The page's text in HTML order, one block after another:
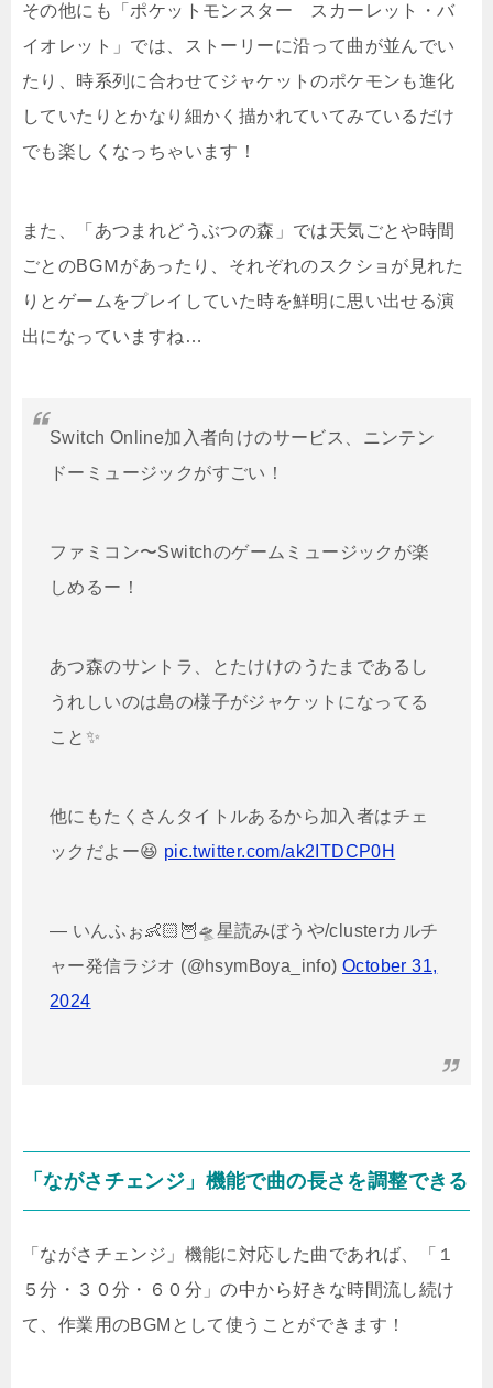
その他にも「ポケットモンスター スカーレット・バ
イオレット」では、ストーリーに沿って曲が並んでい
たり、時系列に合わせてジャケットのポケモンも進化
していたりとかなり細かく描かれていてみているだけ
でも楽しくなっちゃいます！
また、「あつまれどうぶつの森」では天気ごとや時間
ごとのBGＭがあったり、それぞれのスクショが見れた
りとゲームをプレイしていた時を鮮明に思い出せる演
出になっていますね…
Switch Online加入者向けのサービス、ニンテン
ドーミュージックがすごい！
ファミコン〜Switchのゲームミュージックが楽
しめるー！
あつ森のサントラ、とたけけのうたまであるし
うれしいのは島の様子がジャケットになってる
こと✨
他にもたくさんタイトルあるから加入者はチェ
ックだよー😆 pic.twitter.com/ak2ITDCP0H
— いんふぉ👶🏻🦉🛸星読みぼうや/clusterカルチ
ャー発信ラジオ (@hsymBoya_info) October 31,
2024
「ながさチェンジ」機能で曲の長さを調整できる
「ながさチェンジ」機能に対応した曲であれば、「１
５分・３０分・６０分」の中から好きな時間流し続け
て、作業用のBGMとして使うことができます！